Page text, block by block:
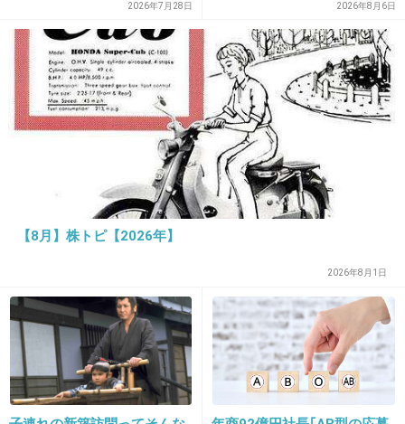
コラつくるのはよっぽどのバカか暇人で、本当
にスポーツ好きな人はそこまで他国の国民まで
嫌いになるほど引きずらないと思う
+42
2014/06/16(月) 17:12:59
別に宇多田ヒカルは主審が日本人だからって、日本まで嫌いにならないでねっ
フィフィはいろんな問題に口出しすぎ。別に何言おうが構わないけど、あなた
+40
34. 匿名2014/06/16(月) 17:13:07
2026年7月28日 2026年8月6日
【8月】株トピ【2026年】
2026年8月1日